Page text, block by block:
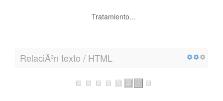
Tratamiento...
RelaciÃ³n texto / HTML